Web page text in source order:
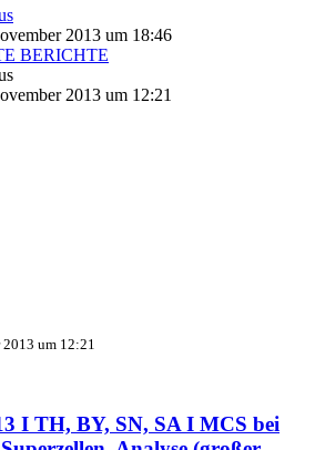
2013 um 18:46
BERICHTE
2013 um 12:21
2013 um 12:21
I TH, BY, SN, SA I MCS bei